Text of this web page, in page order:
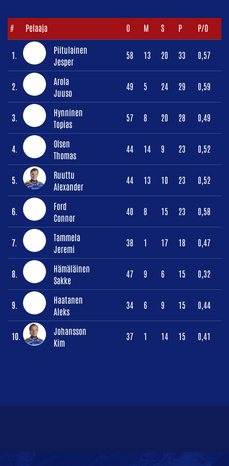
# Pelaaja O M S P P/O
1.
Piitulainen
Jesper
58 13 20 33 0,57
2.
Arola
Juuso
49 5 24 29 0,59
3.
Hynninen
Topias
57 8 20 28 0,49
4.
Olsen
Thomas
44 14 9 23 0,52
5.
Ruuttu
Alexander
44 13 10 23 0,52
6.
Ford
Connor
40 8 15 23 0,58
7.
Tammela
Jeremi
38 1 17 18 0,47
8.
Hämäläinen
Sakke
47 9 6 15 0,32
9.
Haatanen
Aleks
34 6 9 15 0,44
10.
Johansson
Kim
37 1 14 15 0,41